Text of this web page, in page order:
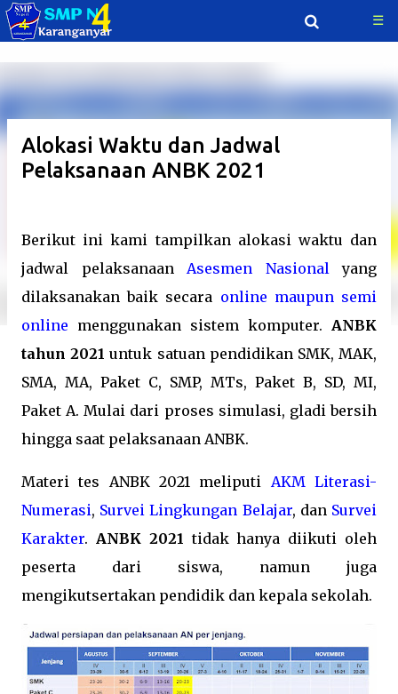
☰
Alokasi Waktu dan Jadwal
Pelaksanaan ANBK 2021
Berikut ini kami tampilkan alokasi waktu dan
jadwal pelaksanaan Asesmen Nasionalyang
dilaksanakan baik secara online maupun semi
online menggunakan sistem komputer. ANBK
tahun 2021 untuk satuan pendidikan SMK, MAK,
SMA, MA, Paket C, SMP, MTs, Paket B, SD, MI,
Paket A. Mulai dari proses simulasi, gladi bersih
hingga saat pelaksanaan ANBK.
Materi tes ANBK 2021 meliputi AKM Literasi-
Numerasi, Survei Lingkungan Belajar, dan Survei
Karakter. ANBK 2021 tidak hanya diikuti oleh
peserta dari siswa, namun juga
mengikutsertakan pendidik dan kepala sekolah.